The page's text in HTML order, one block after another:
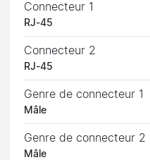
Connecteur 1
RJ-45
Connecteur 2
RJ-45
Genre de connecteur 1
Mâle
Genre de connecteur 2
Mâle